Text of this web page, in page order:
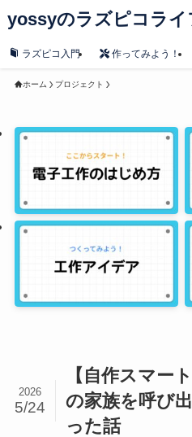
yossyのラズピコライ
ラズピコ入門 作ってみよう！
ホーム プロジェクト
【自作スマー
の家族を呼び
った話
2026
5/24